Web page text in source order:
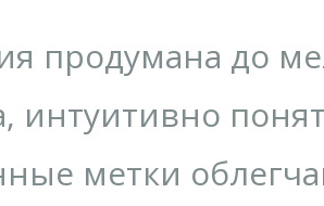
продумана до
интуитивно
метки